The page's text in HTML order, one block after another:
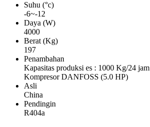
Suhu (°c)
-6~-12
Daya (W)
4000
Berat (Kg)
197
Penambahan
Kapasitas produksi es : 1000 Kg/24 jam
Kompresor DANFOSS (5.0 HP)
Asli
China
Pendingin
R404a